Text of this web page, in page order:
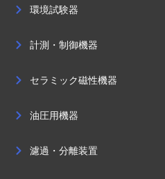
環境試験器
計測・制御機器
セラミック磁性機器
油圧用機器
濾過・分離装置